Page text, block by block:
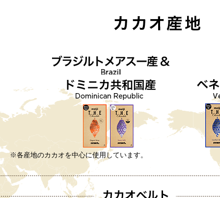
※各産地のカカオを中心に使用しています。